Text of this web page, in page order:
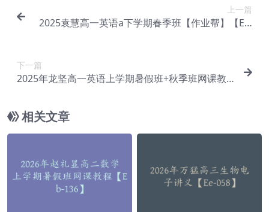
上一篇
2025袁慧高一英语a下学期春季班【作业帮】【Ec-
下一篇
2025年龙坚高一英语上学期暑假班+秋季班网课教
相关文章